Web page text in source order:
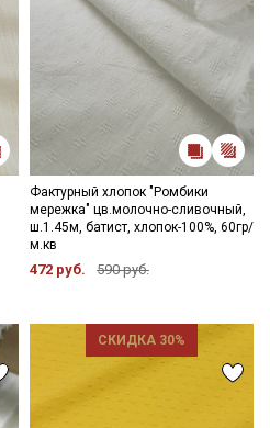
Фактурный хлопок "Ромбики
мережка" цв.молочно-сливочный,
ш.1.45м, батист, хлопок-100%, 60гр/
м.кв
472 руб. 590 руб.
СКИДКА 30%